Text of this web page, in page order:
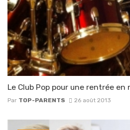
Le Club Pop pour une rentrée en
Par TOP-PARENTS 26 août 2013